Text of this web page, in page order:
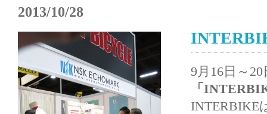
2013/10/28
9月16日～
「
INTERBIKE